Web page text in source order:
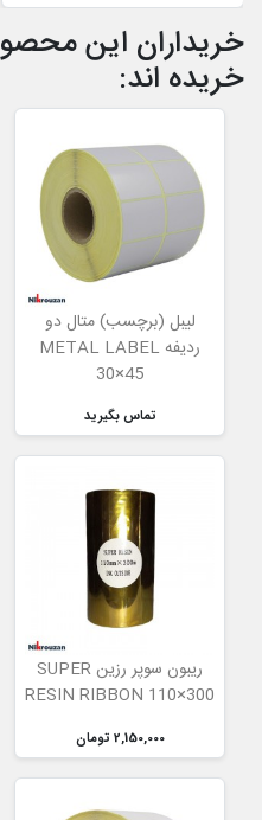
خریداران این
خریده اند:
لیبل (برچسب) متال دو
ردیفه METAL LABEL
30×45
تماس بگیرید
ریبون سوپر رزین SUPER
RESIN RIBBON 110×300
2,150,000 تومان